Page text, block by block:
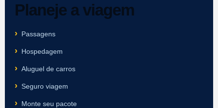
Planeje a viagem
Passagens
Hospedagem
Aluguel de carros
Seguro viagem
Monte seu pacote